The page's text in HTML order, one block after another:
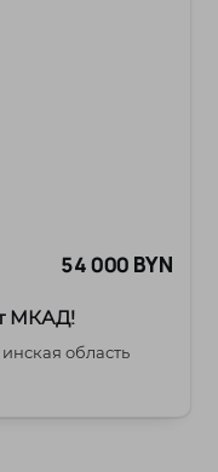
54 000 BYN
МКАД!
область